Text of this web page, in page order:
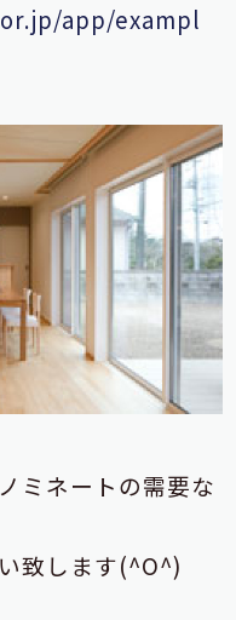
app/exampl
ミネートの需要な
致します(^O^)